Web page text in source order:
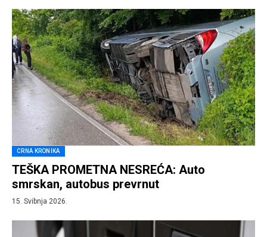
CRNA KRONIKA
TEŠKA PROMETNA NESREĆA: Auto
smrskan, autobus prevrnut
15. Svibnja 2026.